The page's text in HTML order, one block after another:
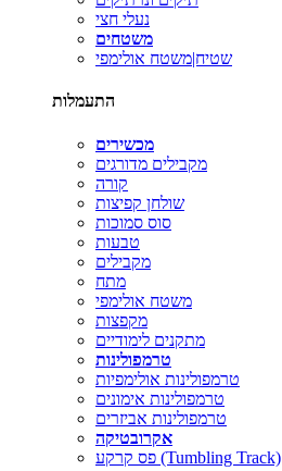
נעלי חצי
משטחים
שטיח|משטח אולימפי
התעמלות
מכשירים
מקבילים מדורגים
קורה
שולחן קפיצות
סוס סמוכות
טבעות
מקבילים
מתח
משטח אולימפי
מקפצות
מתקנים לימודיים
טרמפולינות
טרמפולינות אולימפיות
טרמפולינות אימונים
טרמפולינות אביזרים
אקרובטיקה
פס קרקע (Tumbling Track)